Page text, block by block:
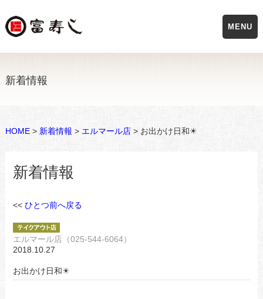
新着情報
HOME> 新着情報 > エルマール店> お出かけ日和☀
新着情報
<< ひとつ前へ戻る
エルマール店（025-544-6064）
2018.10.27
お出かけ日和☀
MENU